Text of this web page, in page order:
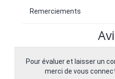
Remerciements
Pour évaluer et laisser un
merci de vous